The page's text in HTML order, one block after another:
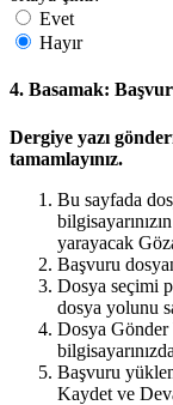
Evet
Hayır
4. Basamak:
Dergiye yazı
tamamlayınız.
Bu sayfada
yarayacak
Başvuru
Dosya seçimi
dosya yolunu
Dosya Gönder
Başvuru
Kaydet ve